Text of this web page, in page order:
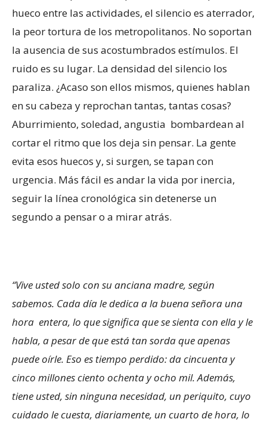
hueco entre las actividades, el silencio es aterrador,
la peor tortura de los metropolitanos. No soportan
la ausencia de sus acostumbrados estímulos. El
ruido es su lugar. La densidad del silencio los
paraliza. ¿Acaso son ellos mismos, quienes hablan
en su cabeza y reprochan tantas, tantas cosas?
Aburrimiento, soledad, angustia bombardean al
cortar el ritmo que los deja sin pensar. La gente
evita esos huecos y, si surgen, se tapan con
urgencia. Más fácil es andar la vida por inercia,
seguir la línea cronológica sin detenerse un
segundo a pensar o a mirar atrás.
“Vive usted solo con su anciana madre, según
sabemos. Cada día le dedica a la buena señora una
hora entera, lo que significa que se sienta con ella y le
habla, a pesar de que está tan sorda que apenas
puede oírle. Eso es tiempo perdido: da cincuenta y
cinco millones ciento ochenta y ocho mil. Además,
tiene usted, sin ninguna necesidad, un periquito, cuyo
cuidado le cuesta, diariamente, un cuarto de hora, lo